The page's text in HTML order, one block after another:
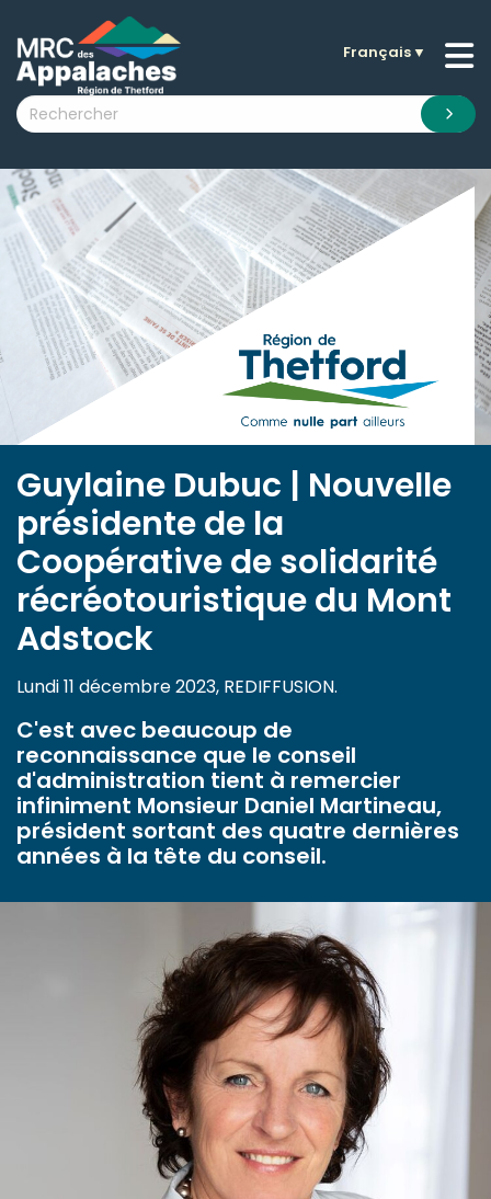
submenu (La MRC )
submenu (Citoyens )
submenu (Visiteurs )
submenu (Nouvelles )
submenu (Documentation )
Français▼
Guylaine Dubuc | Nouvelle
présidente de la
Coopérative de solidarité
récréotouristique du Mont
Adstock
Lundi 11 décembre 2023, REDIFFUSION.
C'est avec beaucoup de
reconnaissance que le conseil
d'administration tient à remercier
infiniment Monsieur Daniel Martineau,
président sortant des quatre dernières
années à la tête du conseil.